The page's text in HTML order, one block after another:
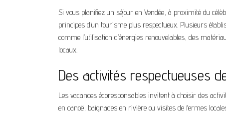
Si vous planifiez un séjour en Vendée, à proximité du
principes d’un tourisme plus respectueux. Plusieurs
comme l’utilisation d’énergies renouvelables, des
locaux.
Des activités respectueuses
Les vacances écoresponsables invitent à choisir des
en canoë, baignades en rivière ou visites de fermes